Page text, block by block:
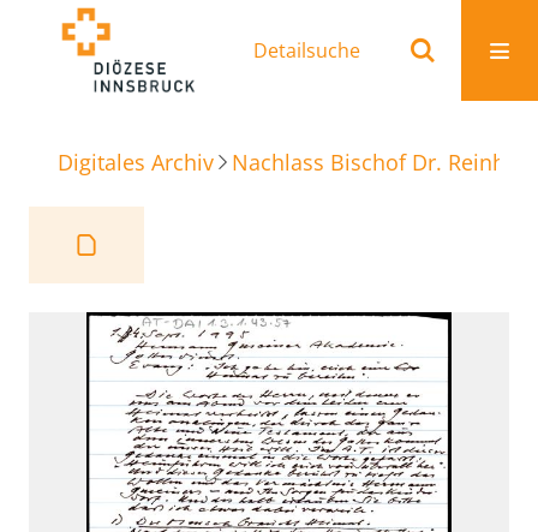
Detailsuche
Digitales Archiv Nachlass Bischof Dr.